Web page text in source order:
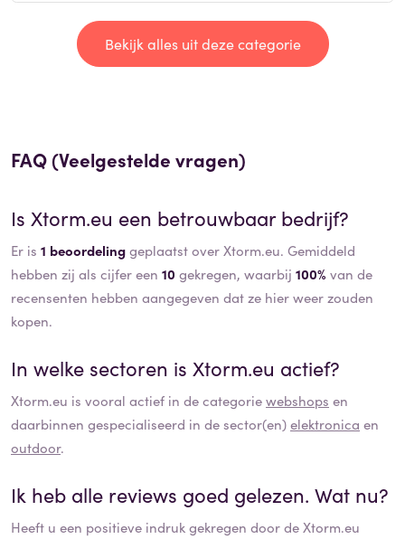
Bekijk alles uit deze categorie
FAQ (Veelgestelde vragen)
Is Xtorm.eu een betrouwbaar bedrijf?
Er is 1 beoordelinggeplaatst over Xtorm.eu. Gemiddeld
hebben zij als cijfer een 10 gekregen, waarbij 100% van de
recensenten hebben aangegeven dat ze hier weer zouden
kopen.
In welke sectoren is Xtorm.eu actief?
Xtorm.eu is vooral actief in de categoriewebshops en
daarbinnen gespecialiseerd in de sector(en)elektronica en
outdoor.
Ik heb alle reviews goed gelezen. Wat nu?
Heeft u een positieve indruk gekregen door deXtorm.eu